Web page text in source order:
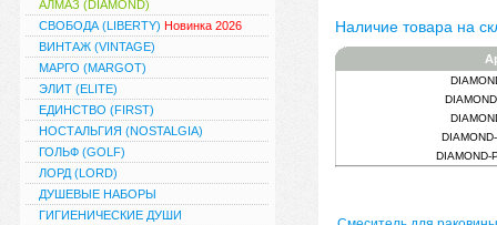
АЛМАЗ (DIAMOND)
СВОБОДА (LIBERTY) Новинка 2026
ВИНТАЖ (VINTAGE)
МАРГО (MARGOT)
ЭЛИТ (ELITE)
ЕДИНСТВО (FIRST)
НОСТАЛЬГИЯ (NOSTALGIA)
ГОЛЬФ (GOLF)
ЛОРД (LORD)
ДУШЕВЫЕ НАБОРЫ
ГИГИЕНИЧЕСКИЕ ДУШИ
Наличие товара на
DIAMOND-